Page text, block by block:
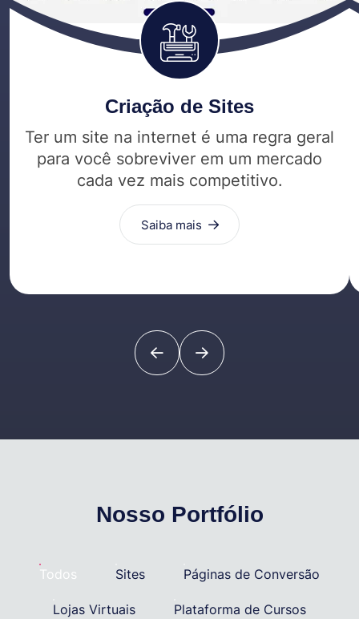
Criação de Sites
Ter um site na internet é uma regra geral
para você sobreviver em um mercado
cada vez mais competitivo.
Saiba mais
Nosso Portfólio
Todos Sites Páginas de Conversão
Lojas Virtuais Plataforma de Cursos